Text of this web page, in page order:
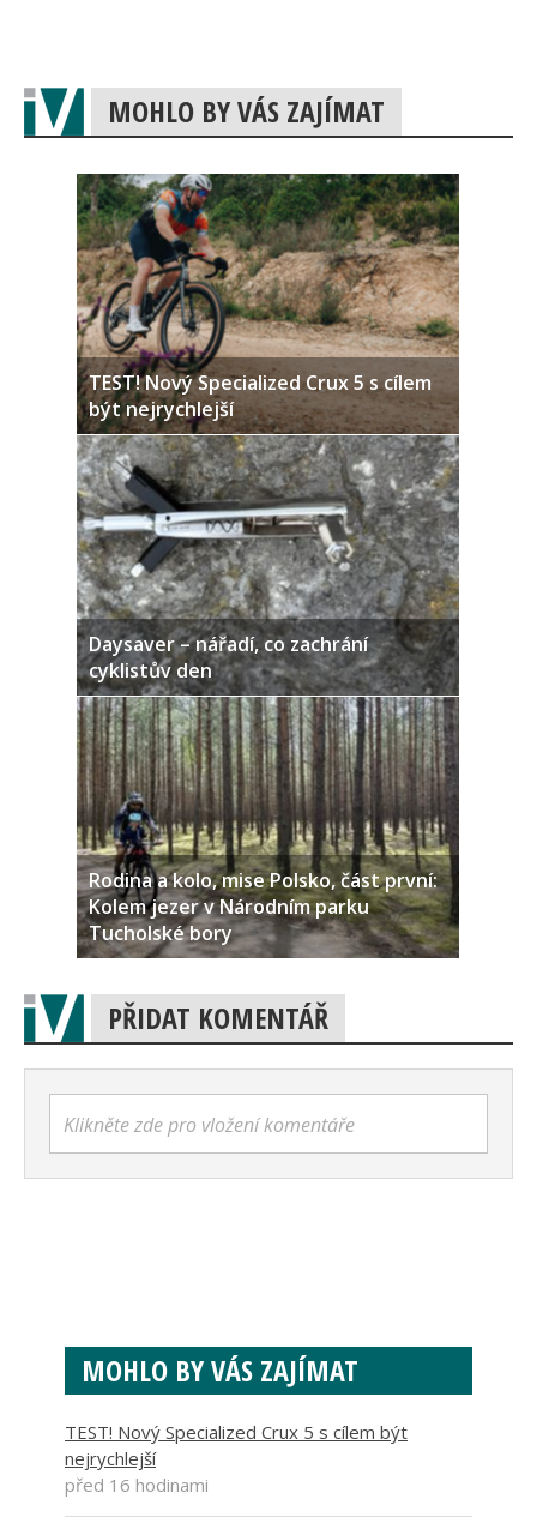
MOHLO BY VÁS ZAJÍMAT
TEST! Nový Specialized Crux 5 s cílem
být nejrychlejší
Daysaver – nářadí, co zachrání
cyklistův den
Rodina a kolo, mise Polsko, část první:
Kolem jezer v Národním parku
Tucholské bory
PŘIDAT KOMENTÁŘ
Klikněte zde pro vložení komentáře
MOHLO BY VÁS ZAJÍMAT
TEST! Nový Specialized Crux 5 s cílem být
nejrychlejší
před 16 hodinami